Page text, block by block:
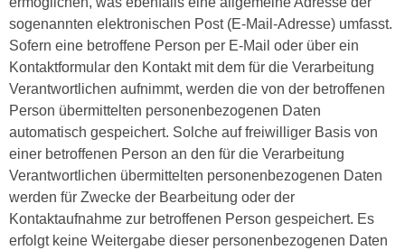
sogenannten elektronischen Post (E-Mail-Adresse) umfasst.
Sofern eine betroffene Person per E-Mail oder über ein
Kontaktformular den Kontakt mit dem für die Verarbeitung
Verantwortlichen aufnimmt, werden die von der betroffenen
Person übermittelten personenbezogenen Daten
automatisch gespeichert. Solche auf freiwilliger Basis von
einer betroffenen Person an den für die Verarbeitung
Verantwortlichen übermittelten personenbezogenen Daten
werden für Zwecke der Bearbeitung oder der
Kontaktaufnahme zur betroffenen Person gespeichert. Es
erfolgt keine Weitergabe dieser personenbezogenen Daten